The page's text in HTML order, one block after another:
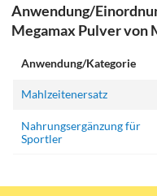
Anwendung/
Megamax Pulver von
Anwendung/Kategorie
Mahlzeitenersatz
Nahrungsergänzung für
Sportler